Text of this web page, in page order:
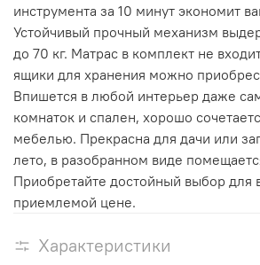
инструмента за 10 минут экономит
Устойчивый прочный механизм
до 70 кг. Матрас в комплект не
ящики для хранения можно
Впишется в любой интерьер даже
комнаток и спален, хорошо
мебелью. Прекрасна для дачи или
лето, в разобранном виде
Приобретайте достойный выбор для
приемлемой цене.
Характеристики